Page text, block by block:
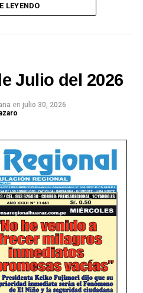
LEYENDO
Julio del 2026
en julio 30, 2026